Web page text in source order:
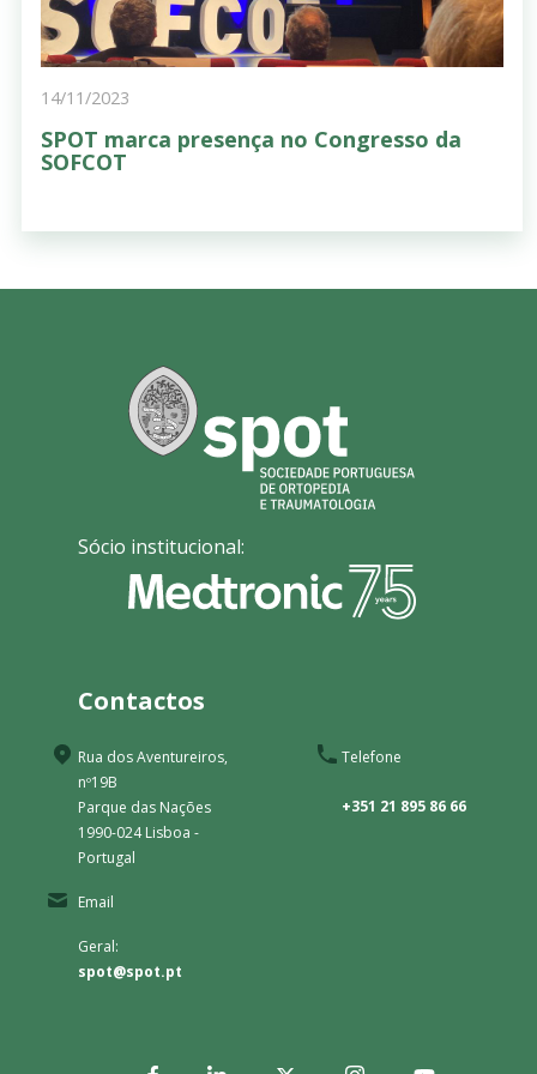
14/11/2023
SPOT marca presença no Congresso da
SOFCOT
Sócio institucional:
Contactos
Rua dos Aventureiros,
nº19B
Parque das Nações
1990-024 Lisboa -
Portugal
Telefone
+351 21 895 86 66
Email
Geral:
spot@spot.pt